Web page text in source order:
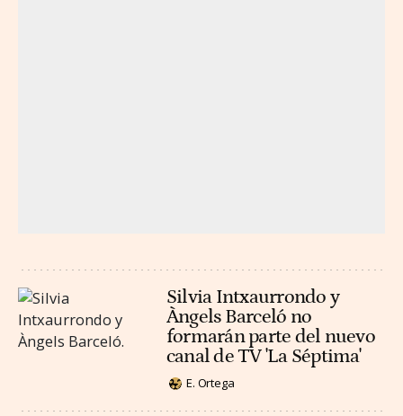
Silvia Intxaurrondo y
Àngels Barceló no
formarán parte del nuevo
canal de TV 'La Séptima'
E. Ortega